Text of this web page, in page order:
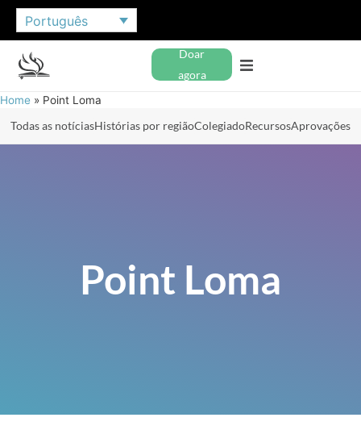
Português
Doar
agora
Home » Point Loma
Todas as notíciasHistórias por regiãoColegiadoRecursosAprovações
Point Loma